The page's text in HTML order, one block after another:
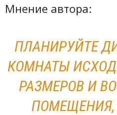
Мнение автора:
ПЛАНИРУЙТЕ
КОМНАТЫ
РАЗМЕРОВ И
ПОМЕЩЕНИЯ,